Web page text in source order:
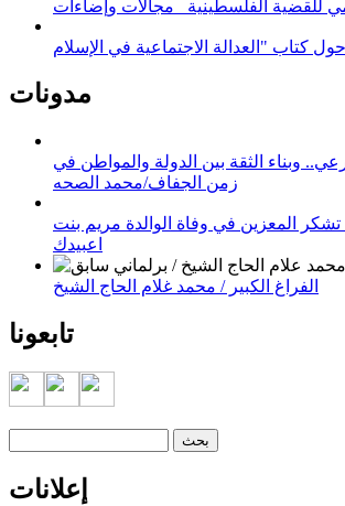
للقضية الفلسطينية_ مجالات وإضاءات
مدونات
وبناء الثقة بين الدولة والمواطن في
زمن الجفاف/محمد الصحه
المعزين في وفاة الوالدة مريم بنت
اعبيدك
الفراغ الكبير / محمد غلام الحاج الشيخ
تابعونا
إعلانات